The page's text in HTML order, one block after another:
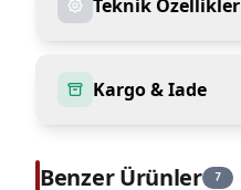
Teknik Ozellikler
Kargo & Iade
Benzer Ürünler 7